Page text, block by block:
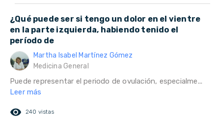
¿Qué puede ser si tengo un dolor en el vientre
en la parte izquierda, habiendo tenido el
período de
Martha Isabel Martínez Gómez
Medicina General
Puede representar el periodo de ovulación, especialme...
Leer más
remove_red_eye 240 vistas